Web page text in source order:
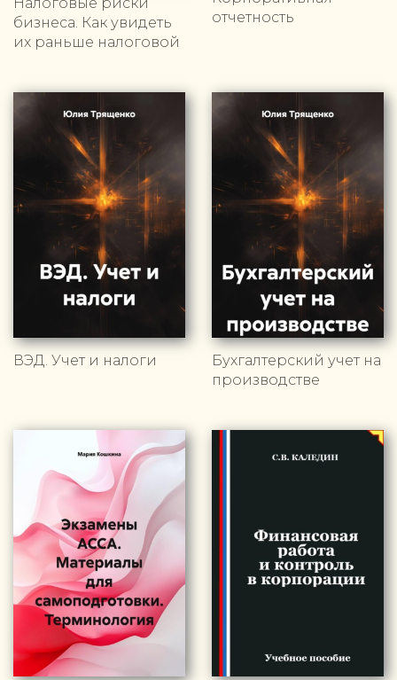
бизнеса. Как увидеть
их раньше налоговой
отчетность
ВЭД. Учет и налоги
Бухгалтерский учет на
производстве